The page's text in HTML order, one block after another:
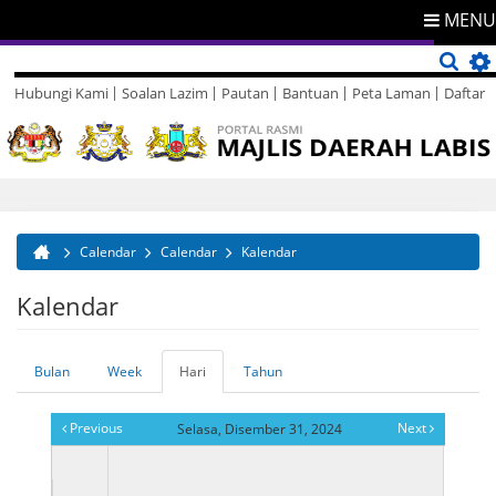
MENU
Hubungi Kami
Direktori
Maklum Balas
Soalan Lazim Pautan Bantuan Peta Laman Daftar
Anda di sini
Calendar Calendar Kalendar
Kalendar
Tab-tab utama
Bulan Week Hari
aktif)
Tahun
Previous Selasa, Disember 31, 2024 Next